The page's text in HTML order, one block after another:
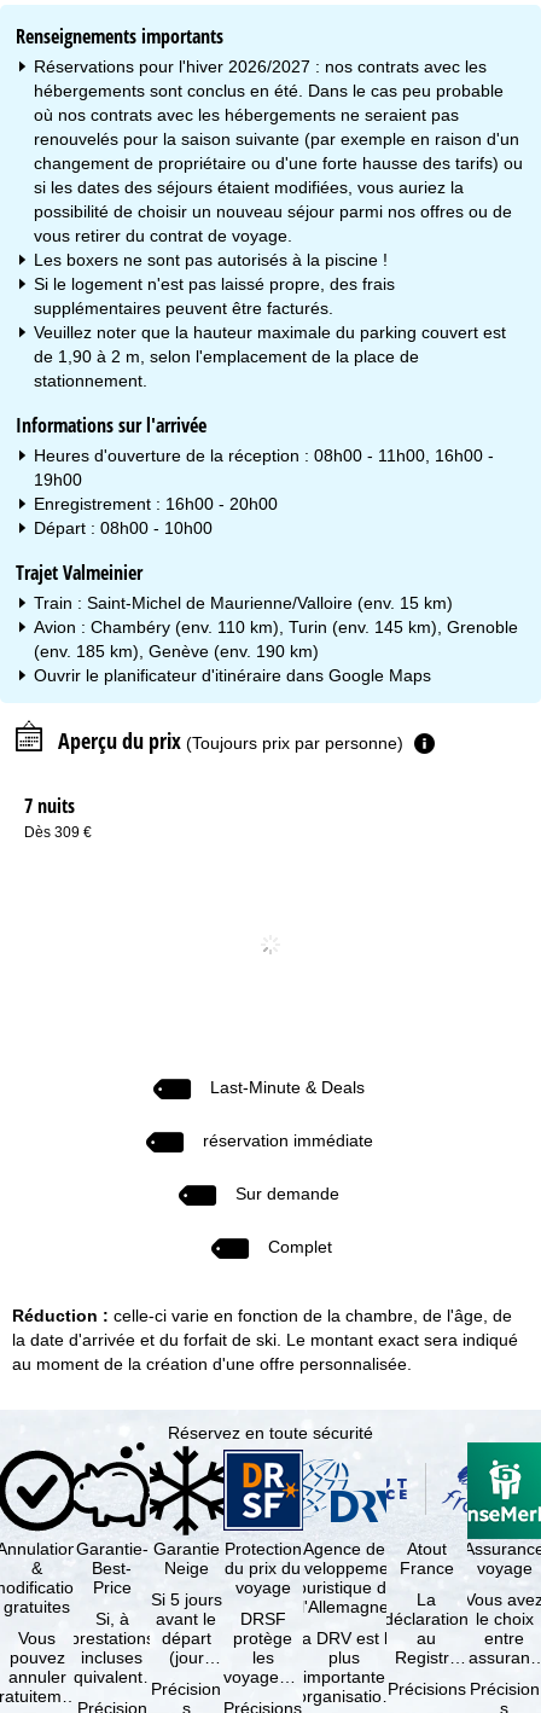
Renseignements importants
Réservations pour l'hiver 2026/2027 : nos contrats avec les
hébergements sont conclus en été. Dans le cas peu probable
où nos contrats avec les hébergements ne seraient pas
renouvelés pour la saison suivante (par exemple en raison d'un
changement de propriétaire ou d'une forte hausse des tarifs) ou
si les dates des séjours étaient modifiées, vous auriez la
possibilité de choisir un nouveau séjour parmi nos offres ou de
vous retirer du contrat de voyage.
Les boxers ne sont pas autorisés à la piscine !
Si le logement n'est pas laissé propre, des frais
supplémentaires peuvent être facturés.
Veuillez noter que la hauteur maximale du parking couvert est
de 1,90 à 2 m, selon l'emplacement de la place de
stationnement.
Informations sur l'arrivée
Heures d'ouverture de la réception : 08h00 - 11h00, 16h00 -
19h00
Enregistrement : 16h00 - 20h00
Départ : 08h00 - 10h00
Trajet Valmeinier
Train : Saint-Michel de Maurienne/Valloire (env. 15 km)
Avion : Chambéry (env. 110 km), Turin (env. 145 km), Grenoble
(env. 185 km), Genève (env. 190 km)
Ouvrir le planificateur d'itinéraire dansGoogle Maps
Aperçu du prix (Toujours prix par personne)
7 nuits
Dès 309 €
Last-Minute & Deals
réservation immédiate
Sur demande
Complet
Réduction : celle-ci varie en fonction de la chambre, de l'âge, de
la date d'arrivée et du forfait de ski. Le montant exact sera indiqué
au moment de la création d'une offre personnalisée.
Réservez en toute sécurité
&
gratuites
Vous
pouvez
annuler
Garantie-
Best-
Price
Si, à
prestations
incluses
équivalentes
Précision
Garantie
Neige
Si 5 jours
avant le
départ
(jour
d'arrivée),
tous les
Précision
s
Protection
du prix du
voyage
DRSF
protège
les
voyageurs
Précisions
Agence de
développement
touristique de
l'Allemagne
La DRV est la
plus
importante
organisation
Atout
France
La
déclaration
au
Registre
Opérateurs
Précisions
voyage
Vous
le choix
entre
et
Précision
s